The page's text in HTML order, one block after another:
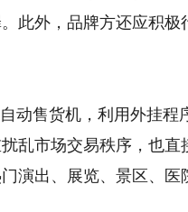
此外，品牌方还应积
售货机，利用外挂程
乱市场交易秩序，也
演出、展览、景区、医